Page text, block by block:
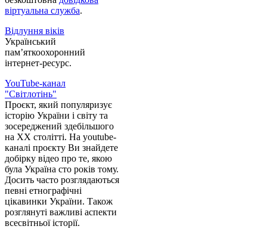
віртуальна служба.
Відлуння віків
Український
пам’яткоохоронний
інтернет-ресурс.
YouTube-канал
"Світлотінь"
Проєкт, який популяризує
історію України і світу та
зосереджений здебільшого
на XX столітті. На youtube-
каналі проєкту Ви знайдете
добірку відео про те, якою
була Україна сто років тому.
Досить часто розглядаються
певні етнографічні
цікавинки України. Також
розглянуті важливі аспекти
всесвітньої історії.